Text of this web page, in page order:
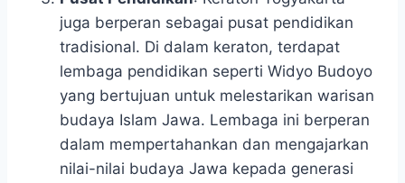
juga berperan sebagai pusat pendidikan
tradisional. Di dalam keraton, terdapat
lembaga pendidikan seperti Widyo Budoyo
yang bertujuan untuk melestarikan warisan
budaya Islam Jawa. Lembaga ini berperan
dalam mempertahankan dan mengajarkan
nilai-nilai budaya Jawa kepada generasi